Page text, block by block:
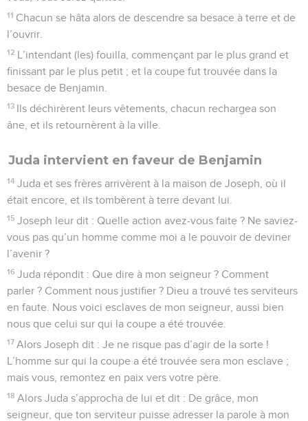
11 Chacun se hâta alors de descendre sa besace à terre et de
l’ouvrir.
12 L’intendant (les) fouilla, commençant par le plus grand et
finissant par le plus petit ; et la coupe fut trouvée dans la
besace de Benjamin.
13 Ils déchirèrent leurs vêtements, chacun rechargea son
âne, et ils retournèrent à la ville.
Juda intervient en faveur de Benjamin
14 Juda et ses frères arrivèrent à la maison de Joseph, où il
était encore, et ils tombèrent à terre devant lui.
15 Joseph leur dit : Quelle action avez-vous faite ? Ne saviez-
vous pas qu’un homme comme moi a le pouvoir de deviner
l’avenir ?
16 Juda répondit : Que dire à mon seigneur ? Comment
parler ? Comment nous justifier ? Dieu a trouvé tes serviteurs
en faute. Nous voici esclaves de mon seigneur, aussi bien
nous que celui sur qui la coupe a été trouvée.
17 Alors Joseph dit : Je ne risque pas d’agir de la sorte !
L’homme sur qui la coupe a été trouvée sera mon esclave ;
mais vous, remontez en paix vers votre père.
18 Alors Juda s’approcha de lui et dit : De grâce, mon
seigneur, que ton serviteur puisse adresser la parole à mon